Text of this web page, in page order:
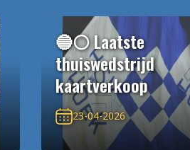
🔵⚪️ Laatste
thuiswedstrijd
kaartverkoop
23-04-2026